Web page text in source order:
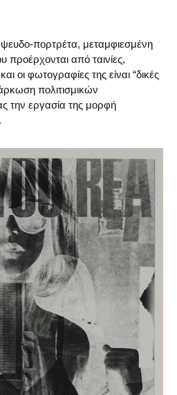
πορτρέτα, μεταμφιεσμένη
προέρχονται από ταινίες,
οι φωτογραφίες της είναι “δικές
πολιτισμικών
την εργασία της μορφή